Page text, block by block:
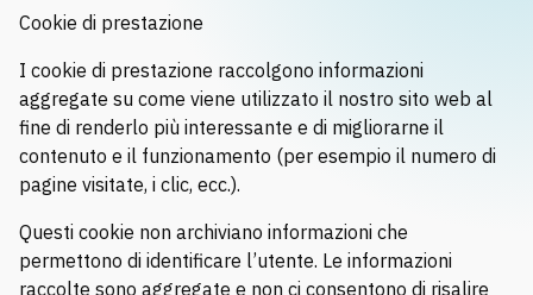
Cookie di prestazione
I cookie di prestazione raccolgono informazioni
aggregate su come viene utilizzato il nostro sito web al
fine di renderlo più interessante e di migliorarne il
contenuto e il funzionamento (per esempio il numero di
pagine visitate, i clic, ecc.).
Questi cookie non archiviano informazioni che
permettono di identificare l’utente. Le informazioni
raccolte sono aggregate e non ci consentono di risalire